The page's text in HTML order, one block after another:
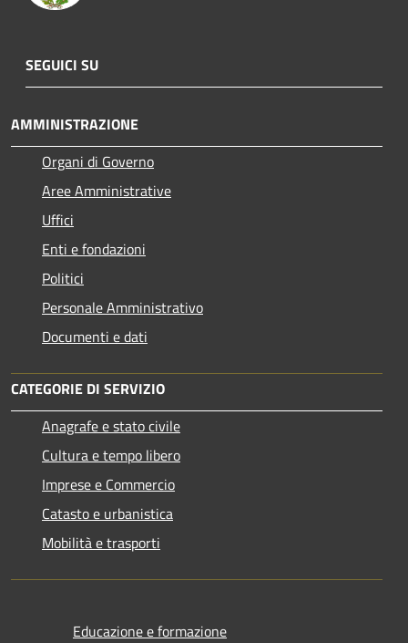
SEGUICI SU
AMMINISTRAZIONE
Organi di Governo
Aree Amministrative
Uffici
Enti e fondazioni
Politici
Personale Amministrativo
Documenti e dati
CATEGORIE DI SERVIZIO
Anagrafe e stato civile
Cultura e tempo libero
Imprese e Commercio
Catasto e urbanistica
Mobilità e trasporti
Educazione e formazione